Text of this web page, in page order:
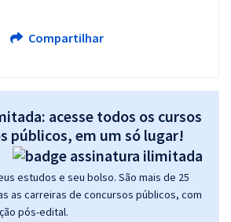
Compartilhar
acesse todos os cursos
públicos, em um só lugar!
estudos e seu bolso. São mais de 25
as carreiras de concursos públicos, com
pós-edital.